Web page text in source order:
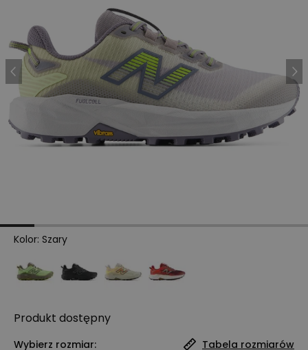
Kolor: Szary
Produkt dostępny
Wybierz rozmiar: Tabela rozmiarów